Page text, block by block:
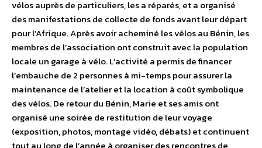
vélos auprès de particuliers, les a réparés, et a organisé
des manifestations de collecte de fonds avant leur départ
pour l’Afrique. Après avoir acheminé les vélos au Bénin, les
membres de l’association ont construit avec la population
locale un garage à vélo. L’activité a permis de financer
l’embauche de 2 personnes à mi-temps pour assurer la
maintenance de l’atelier et la location à coût symbolique
des vélos. De retour du Bénin, Marie et ses amis ont
organisé une soirée de restitution de leur voyage
(exposition, photos, montage vidéo, débats) et continuent